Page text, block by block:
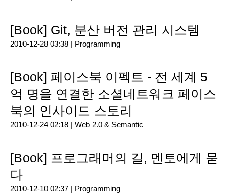
[Book] Git, 분산 버전 관리 시스템
2010-12-28 03:38 | Programming
[Book] 페이스북 이펙트 - 전 세계 5
억 명을 연결한 소셜네트워크 페이스
북의 인사이드 스토리
2010-12-24 02:18 | Web 2.0 & Semantic
[Book] 프로그래머의 길, 멘토에게 묻
다
2010-12-10 02:37 | Programming